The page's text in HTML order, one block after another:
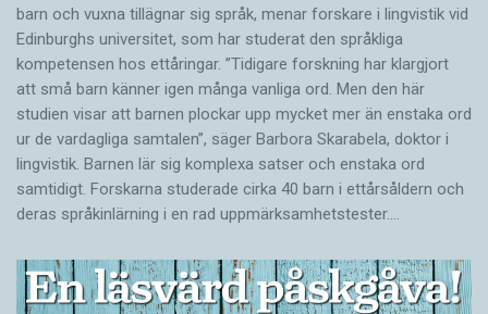
barn och vuxna tillägnar sig språk, menar forskare i lingvistik vid
Edinburghs universitet, som har studerat den språkliga
kompetensen hos ettåringar. ”Tidigare forskning har klargjort
att små barn känner igen många vanliga ord. Men den här
studien visar att barnen plockar upp mycket mer än enstaka ord
ur de vardagliga samtalen”, säger Barbora Skarabela, doktor i
lingvistik. Barnen lär sig komplexa satser och enstaka ord
samtidigt. Forskarna studerade cirka 40 barn i ettårsåldern och
deras språkinlärning i en rad uppmärksamhetstester.…